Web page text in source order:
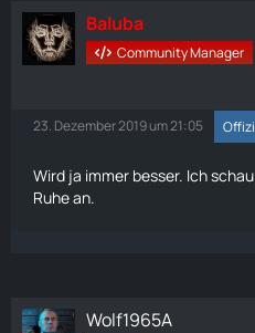
Baluba
Community Manager
23. Dezember 2019 um 21:05
Wird ja immer besser. Ich
Ruhe an.
Wolf1965A